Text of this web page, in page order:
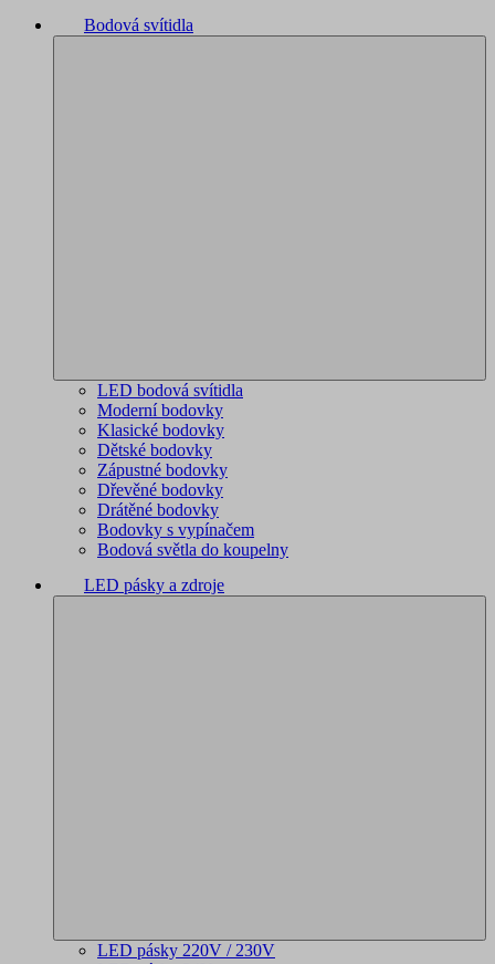
Bodová svítidla
LED bodová svítidla
Moderní bodovky
Klasické bodovky
Dětské bodovky
Zápustné bodovky
Dřevěné bodovky
Drátěné bodovky
Bodovky s vypínačem
Bodová světla do koupelny
LED pásky a zdroje
LED pásky 220V / 230V